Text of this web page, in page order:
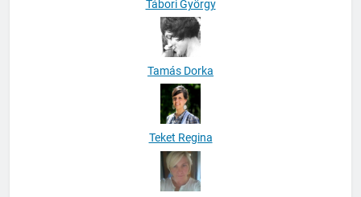
Tábori György
Tamás Dorka
Teket Regina